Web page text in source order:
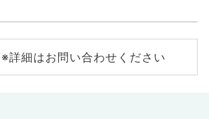
※詳細はお問い合わせください